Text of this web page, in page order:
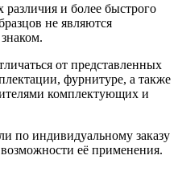
и более быстрого
не являются
от представленных
фурнитуре, а также
комплектующих и
по индивидуальному заказу
её применения.